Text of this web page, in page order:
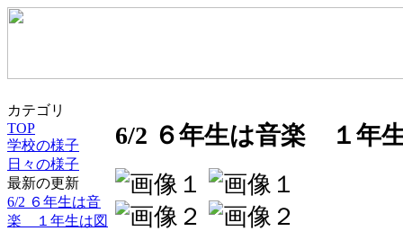
カテゴリ
TOP
学校の様子
日々の様子
最新の更新
6/2 ６年生は音
楽 １年生は図
6/2 ６年生は音楽 １年